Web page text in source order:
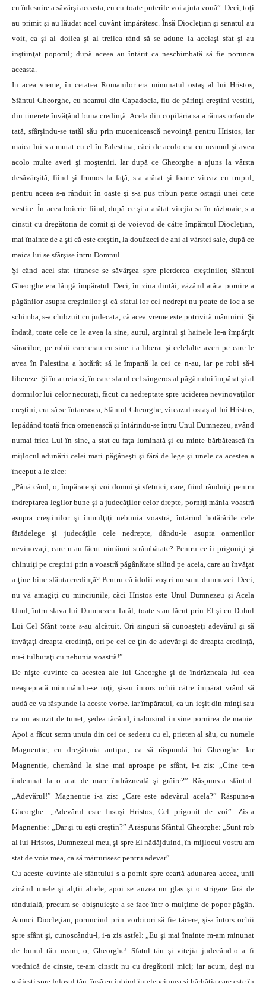
cu înlesnire a săvârşi aceasta, eu cu toate puterile voi ajuta vouă”. Deci, toţi
au primit şi au lăudat acel cuvânt împărătesc. Însă Diocleţian şi senatul au
voit, ca şi al doilea şi al treilea rând să se adune la acelaşi sfat şi au
inştiinţat poporul; după aceea au întărit ca neschimbată să fie porunca
aceasta.
In acea vreme, în cetatea Romanilor era minunatul ostaş al lui Hristos,
Sfântul Gheorghe, cu neamul din Capadocia, fiu de părinţi creştini vestiti,
din tinerete învăţând buna credinţă. Acela din copilăria sa a rămas orfan de
tată, sfârşindu-se tatăl său prin mucenicească nevoinţă pentru Hristos, iar
maica lui s-a mutat cu el în Palestina, căci de acolo era cu neamul şi avea
acolo multe averi şi moşteniri. Iar după ce Gheorghe a ajuns la vârsta
desăvârşită, fiind şi frumos la faţă, s-a arătat şi foarte viteaz cu trupul;
pentru aceea s-a rânduit în oaste şi s-a pus tribun peste ostaşii unei cete
vestite. În acea boierie fiind, după ce şi-a arătat vitejia sa în războaie, s-a
cinstit cu dregătoria de comit şi de voievod de către împăratul Diocleţian,
mai înainte de a şti că este creştin, la douăzeci de ani ai vârstei sale, după ce
maica lui se sfârşise întru Domnul.
Şi când acel sfat tiranesc se săvârşea spre pierderea creştinilor, Sfântul
Gheorghe era lângă împăratul. Deci, în ziua dintâi, văzând atâta pornire a
păgânilor asupra creştinilor şi că sfatul lor cel nedrept nu poate de loc a se
schimba, s-a chibzuit cu judecata, că acea vreme este potrivită mântuirii. Şi
îndată, toate cele ce le avea la sine, aurul, argintul şi hainele le-a împărţit
săracilor; pe robii care erau cu sine i-a liberat şi celelalte averi pe care le
avea în Palestina a hotărât să le împartă la cei ce n-au, iar pe robi să-i
libereze. Şi în a treia zi, în care sfatul cel sângeros al păgânului împărat şi al
domnilor lui celor necuraţi, făcut cu nedreptate spre uciderea nevinovaţilor
creştini, era să se întareasca, Sfântul Gheorghe, viteazul ostaş al lui Hristos,
lepădând toată frica omenească şi întărindu-se întru Unul Dumnezeu, având
numai frica Lui în sine, a stat cu faţa luminată şi cu minte bărbătească în
mijlocul adunării celei mari păgâneşti şi fără de lege şi unele ca acestea a
început a le zice:
„Până când, o, împărate şi voi domni şi sfetnici, care, fiind rânduiţi pentru
îndreptarea legilor bune şi a judecăţilor celor drepte, porniţi mânia voastră
asupra creştinilor şi înmulţiţi nebunia voastră, întărind hotărârile cele
fărădelege şi judecăţile cele nedrepte, dându-le asupra oamenilor
nevinovaţi, care n-au făcut nimănui strâmbătate? Pentru ce îi prigoniţi şi
chinuiţi pe creştini prin a voastră păgânătate silind pe aceia, care au învăţat
a ţine bine sfânta credinţă? Pentru că idolii voştri nu sunt dumnezei. Deci,
nu vă amagiţi cu minciunile, căci Hristos este Unul Dumnezeu şi Acela
Unul, întru slava lui Dumnezeu Tatăl; toate s-au făcut prin El şi cu Duhul
Lui Cel Sfânt toate s-au alcătuit. Ori singuri să cunoaşteţi adevărul şi să
învăţaţi dreapta credinţă, ori pe cei ce ţin de adevăr şi de dreapta credinţă,
nu-i tulburaţi cu nebunia voastră!”
De nişte cuvinte ca acestea ale lui Gheorghe şi de îndrăzneala lui cea
neaşteptată minunându-se toţi, şi-au întors ochii către împărat vrând să
audă ce va răspunde la aceste vorbe. Iar împăratul, ca un ieşit din minţi sau
ca un asurzit de tunet, şedea tăcând, inabusind in sine pornirea de manie.
Apoi a făcut semn unuia din cei ce sedeau cu el, prieten al său, cu numele
Magnentie, cu dregătoria antipat, ca să răspundă lui Gheorghe. Iar
Magnentie, chemând la sine mai aproape pe sfânt, i-a zis: „Cine te-a
îndemnat la o atat de mare îndrăzneală şi grăire?” Răspuns-a sfântul:
„Adevărul!” Magnentie i-a zis: „Care este adevărul acela?” Răspuns-a
Gheorghe: „Adevărul este Insuşi Hristos, Cel prigonit de voi”. Zis-a
Magnentie: „Dar şi tu eşti creştin?” A răspuns Sfântul Gheorghe: „Sunt rob
al lui Hristos, Dumnezeul meu, şi spre El nădăjduind, în mijlocul vostru am
stat de voia mea, ca să mărturisesc pentru adevar”.
Cu aceste cuvinte ale sfântului s-a pornit spre ceartă adunarea aceea, unii
zicând unele şi alţtii altele, apoi se auzea un glas şi o strigare fără de
rânduială, precum se obişnuieşte a se face într-o mulţime de popor păgân.
Atunci Diocleţian, poruncind prin vorbitori să fie tăcere, şi-a întors ochii
spre sfânt şi, cunoscându-l, i-a zis astfel: „Eu şi mai înainte m-am minunat
de bunul tău neam, o, Gheorghe! Sfatul tău şi vitejia judecând-o a fi
vrednică de cinste, te-am cinstit nu cu dregătorii mici; iar acum, deşi nu